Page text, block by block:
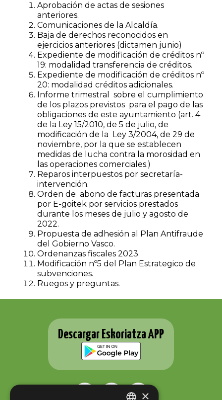
Aprobación de actas de sesiones
anteriores.
Comunicaciones de la Alcaldía.
Baja de derechos reconocidos en
ejercicios anteriores (dictamen junio)
Expediente de modificación de créditos nº
19: modalidad transferencia de créditos.
Expediente de modificación de créditos nº
20: modalidad créditos adicionales.
Informe trimestral sobre el cumplimiento
de los plazos previstos para el pago de las
obligaciones de este ayuntamiento (art. 4
de la Ley 15/2010, de 5 de julio, de
modificación de la Ley 3/2004, de 29 de
noviembre, por la que se establecen
medidas de lucha contra la morosidad en
las operaciones comerciales.)
Reparos interpuestos por secretaría-
intervención.
Orden de abono de facturas presentada
por E-goitek por servicios prestados
durante los meses de julio y agosto de
2022.
Propuesta de adhesión al Plan Antifraude
del Gobierno Vasco.
Ordenanzas fiscales 2023.
Modificación nº5 del Plan Estrategico de
subvenciones.
Ruegos y preguntas.
Descargar Eskoriatza APP
×